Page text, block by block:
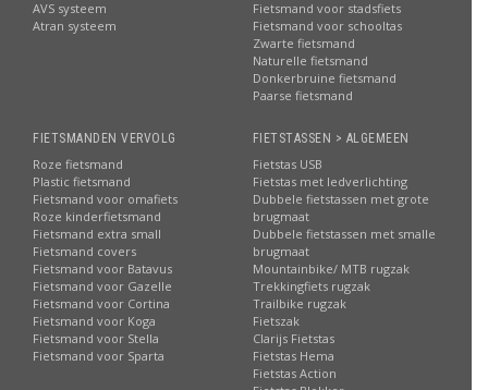
AVS systeem
Atran systeem
Fietsmand voor stadsfiets
Fietsmand voor schooltas
Zwarte fietsmand
Naturelle fietsmand
Donkerbruine fietsmand
Paarse fietsmand
FIETSMANDEN VERVOLG
Roze fietsmand
Plastic fietsmand
Fietsmand voor omafiets
Roze kinderfietsmand
Fietsmand extra small
Fietsmand covers
Fietsmand voor Batavus
Fietsmand voor Gazelle
Fietsmand voor Cortina
Fietsmand voor Koga
Fietsmand voor Stella
Fietsmand voor Sparta
FIETSTASSEN > ALGEMEEN
Fietstas USB
Fietstas met ledverlichting
Dubbele fietstassen met grote
brugmaat
Dubbele fietstassen met smalle
brugmaat
Mountainbike/ MTB rugzak
Trekkingfiets rugzak
Trailbike rugzak
Fietszak
Clarijs Fietstas
Fietstas Hema
Fietstas Action